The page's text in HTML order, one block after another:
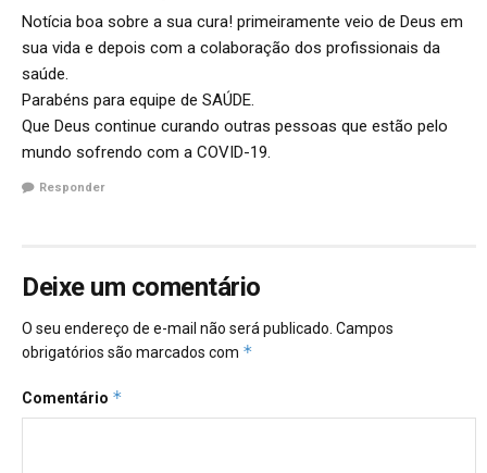
Notícia boa sobre a sua cura! primeiramente veio de Deus em
sua vida e depois com a colaboração dos profissionais da
saúde.
Parabéns para equipe de SAÚDE.
Que Deus continue curando outras pessoas que estão pelo
mundo sofrendo com a COVID-19.
Responder
Deixe um comentário
O seu endereço de e-mail não será publicado. Campos
obrigatórios são marcados com *
Comentário *